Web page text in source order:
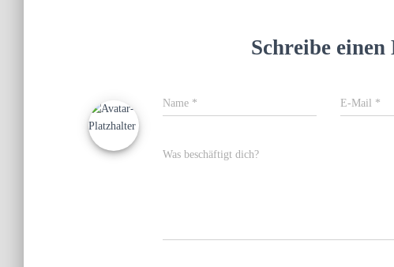
Schreibe
Name * E-Mail *
Was beschäftigt dich?